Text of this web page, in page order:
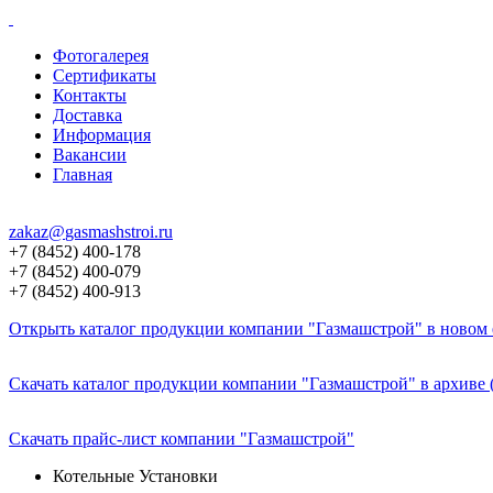
Фотогалерея
Сертификаты
Контакты
Доставка
Информация
Вакансии
Главная
zakaz@gasmashstroi.ru
+7 (8452) 400-178
+7 (8452) 400-079
+7 (8452) 400-913
Открыть каталог продукции компании "Газмашстрой" в
Скачать каталог продукции компании "Газмашстрой" в архиве
Скачать прайс-лист компании "Газмашстрой"
Котельные Установки